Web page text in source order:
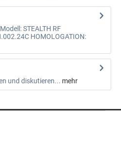
STEALTH RF
HOMOLOGATION:
und diskutieren... mehr